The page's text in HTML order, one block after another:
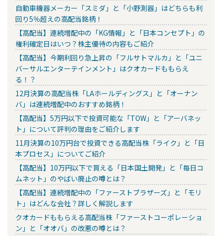
自動車機器メーカー「スミダ」と「小野測器」はどちらも利
回り5％超えの高配当銘柄！
【高配当】連続増配中の「KG情報」と「日本コンセプト」の
権利確定日はいつ？株主優待の内容もご紹介
【高配当】今期利回り急上昇の「フルサトマルカ」と「ユニ
バーサルエンターテインメント」はクオカードももらえ
る！？
12月決算の高配当株「LAホールディングス」と「オーナン
バ」は連続増配中のおすすめ銘柄！
【高配当】5万円以下で投資可能な「TOW」と「アーバネッ
ト」について評判の理由をご紹介します
11月決算の10万円台で投資できる高配当株「ライク」と「日
本プロセス」についてご紹介
【高配当】10万円以下で買える「日本国土開発」と「毎日コ
ムネット」のやばい廃止の噂とは？
【高配当】連続増配中の「ファーストブラザーズ」と「モリ
ト」はどんな会社？詳しく解説します
クオカードももらえる高配当株「ファーストコーポレーショ
ン」と「オオバ」の改悪の噂とは？